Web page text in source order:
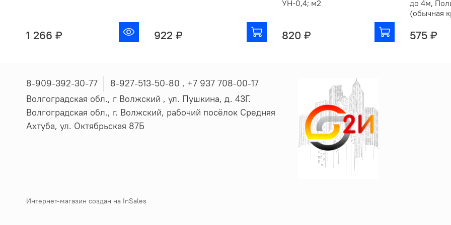
1 266 ₽ 922 ₽
УН-0,4; м2
820 ₽
до 4м,
(обычная
575 ₽
8-909-392-30-77
8-927-513-50-80 , ‪+7 937 708-00-17
Волгоградская обл., г Волжский , ул. Пушкина, д. 43Г.
Волгоградская обл., г. Волжский, рабочий посёлок Средняя
Ахтуба, ул. Октябрьская 87Б
Интернет-магазин создан на InSales